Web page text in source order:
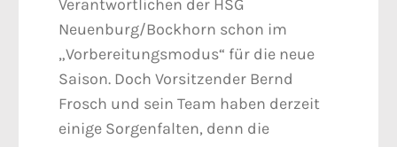
Verantwortlichen der HSG
Neuenburg/Bockhorn schon im
„Vorbereitungsmodus“ für die neue
Saison. Doch Vorsitzender Bernd
Frosch und sein Team haben derzeit
einige Sorgenfalten, denn die